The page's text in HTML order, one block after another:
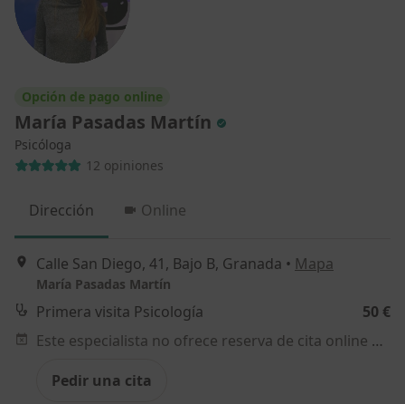
Opción de pago online
María Pasadas Martín
Psicóloga
12 opiniones
Dirección Online
Calle San Diego, 41, Bajo B, Granada • Mapa
María Pasadas Martín
Primera visita Psicología
50 €
Este especialista no ofrece reserva de cita online en esta dirección.
Pedir una cita